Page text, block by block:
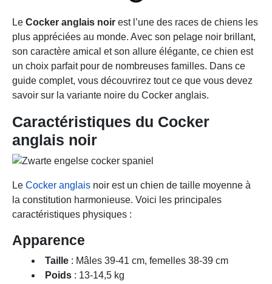
Le Cocker anglais noir est l’une des races de chiens les
plus appréciées au monde. Avec son pelage noir brillant,
son caractère amical et son allure élégante, ce chien est
un choix parfait pour de nombreuses familles. Dans ce
guide complet, vous découvrirez tout ce que vous devez
savoir sur la variante noire du Cocker anglais.
Caractéristiques du Cocker
anglais noir
Le Cocker anglais noir est un chien de taille moyenne à
la constitution harmonieuse. Voici les principales
caractéristiques physiques :
Apparence
Taille : Mâles 39-41 cm, femelles 38-39 cm
Poids : 13-14,5 kg